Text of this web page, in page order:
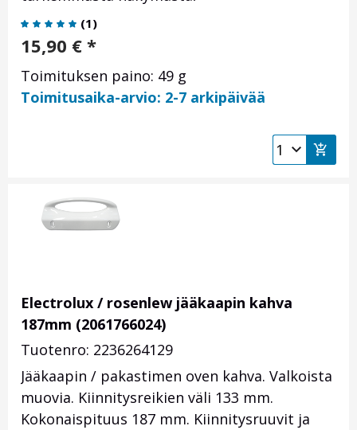
(1)
15,90 € *
Toimituksen paino: 49 g
Toimitusaika-arvio: 2-7 arkipäivää
Electrolux / rosenlew jääkaapin kahva
187mm (2061766024)
Tuotenro: 2236264129
Jääkaapin / pakastimen oven kahva. Valkoista
muovia. Kiinnitysreikien väli 133 mm.
Kokonaispituus 187 mm. Kiinnitysruuvit ja